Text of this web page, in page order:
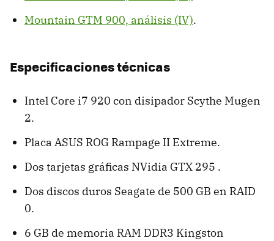
Mountain GTM 900, análisis (IV).
Especificaciones técnicas
Intel Core i7 920 con disipador Scythe Mugen
2.
Placa ASUS ROG Rampage II Extreme.
Dos tarjetas gráficas NVidia GTX 295 .
Dos discos duros Seagate de 500 GB en RAID
0.
6 GB de memoria RAM DDR3 Kingston